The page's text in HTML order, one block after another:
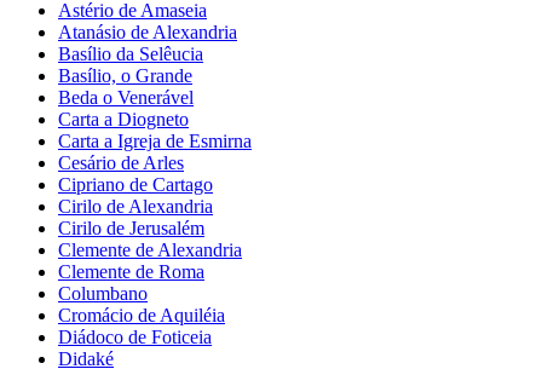
Astério de Amaseia
Atanásio de Alexandria
Basílio da Selêucia
Basílio, o Grande
Beda o Venerável
Carta a Diogneto
Carta a Igreja de Esmirna
Cesário de Arles
Cipriano de Cartago
Cirilo de Alexandria
Cirilo de Jerusalém
Clemente de Alexandria
Clemente de Roma
Columbano
Cromácio de Aquiléia
Diádoco de Foticeia
Didaké